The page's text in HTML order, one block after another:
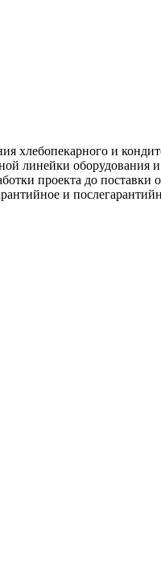
и
линейки оборудования
проекта до
и